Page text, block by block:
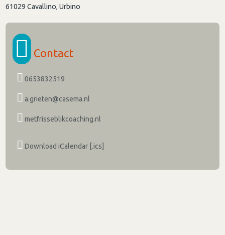
61029 Cavallino, Urbino
Contact
0653832519
a.grieten@casema.nl
metfrisseblikcoaching.nl
Download iCalendar [.ics]